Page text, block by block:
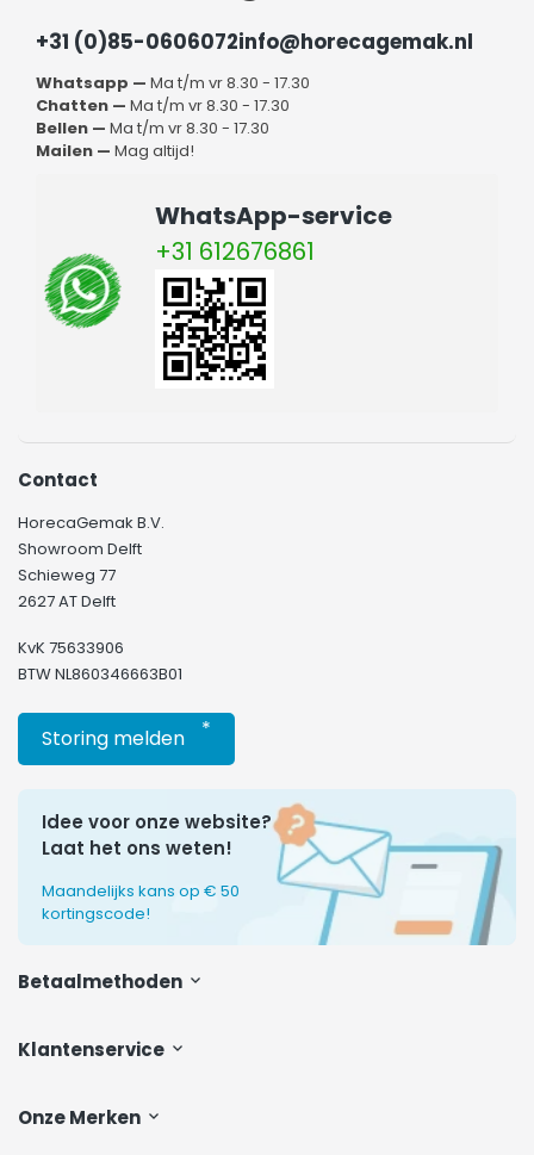
+31 (0)85-0606072info@horecagemak.nl
Whatsapp — Ma t/m vr 8.30 - 17.30
Chatten — Ma t/m vr 8.30 - 17.30
Bellen — Ma t/m vr 8.30 - 17.30
Mailen — Mag altijd!
WhatsApp-service
+31 612676861
Klantenservice
Onze Merken
Contact
HorecaGemak B.V.
Showroom Delft
Schieweg 77
2627 AT Delft
KvK 75633906
BTW NL860346663B01
Storing melden *
Idee voor onze website?
Laat het ons weten!
Maandelijks kans op € 50
kortingscode!
Betaalmethoden